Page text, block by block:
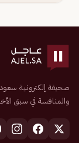
والمنافسة في سبق